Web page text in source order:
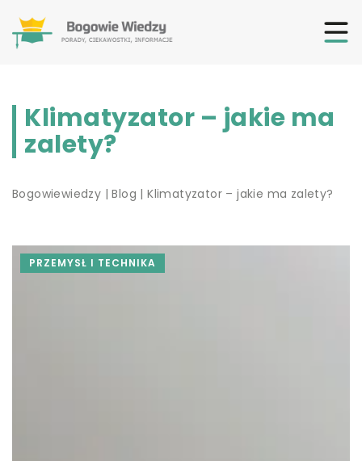
Klimatyzator – jakie ma
zalety?
Bogowiewiedzy |Blog |Klimatyzator – jakie ma zalety?
PRZEMYSŁ I TECHNIKA